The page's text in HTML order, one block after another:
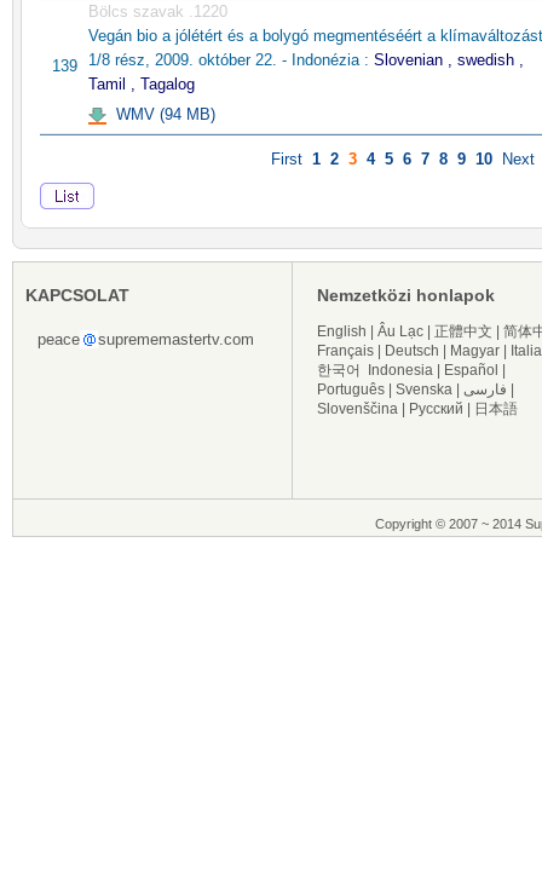
139
Bölcs szavak .1220
Vegán bio a jólétért és a bolygó megmentéséért a
1/8 rész, 2009. október 22. - Indonézia : Slovenian , swedish ,
Tamil , Tagalog
WMV (94 MB)
First 1 2 3 4 5 6 7 8 9 10 Next
KAPCSOLAT
peace suprememastertv.com
Nemzetközi honlapok
English Âu Lạc 正體中文
简体
Français
Deutsch Magyar
한국어
Indonesia Español
Português
Svenska فارسی
Slovenščina
Русский 日本語
Copyright © 2007 ~ 2014